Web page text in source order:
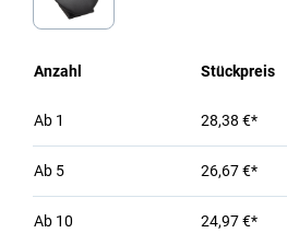
Anzahl Stückpreis
Ab 1 28,38 €*
Ab 5 26,67 €*
Ab 10 24,97 €*